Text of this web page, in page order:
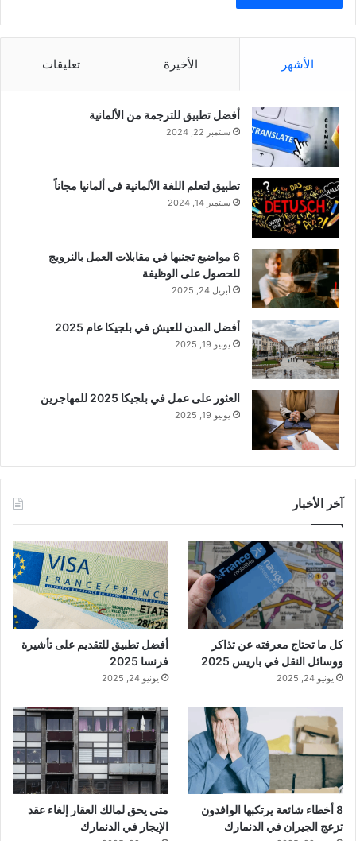
الأشهر الأخيرة تعليقات
أفضل تطبيق للترجمة من الألمانية
سبتمبر 22, 2024
تطبيق لتعلم اللغة الألمانية في ألمانيا مجاناً
سبتمبر 14, 2024
6 مواضيع تجنبها في مقابلات العمل بالنرويج
للحصول على الوظيفة
أبريل 24, 2025
أفضل المدن للعيش في بلجيكا عام 2025
يونيو 19, 2025
العثور على عمل في بلجيكا 2025 للمهاجرين
يونيو 19, 2025
آخر الأخبار
كل ما تحتاج معرفته عن تذاكر
ووسائل النقل في باريس 2025
يونيو 24, 2025
أفضل تطبيق للتقديم على تأشيرة
فرنسا 2025
يونيو 24, 2025
8 أخطاء شائعة يرتكبها الوافدون
تزعج الجيران في الدنمارك
متى يحق لمالك العقار إلغاء عقد
الإيجار في الدنمارك